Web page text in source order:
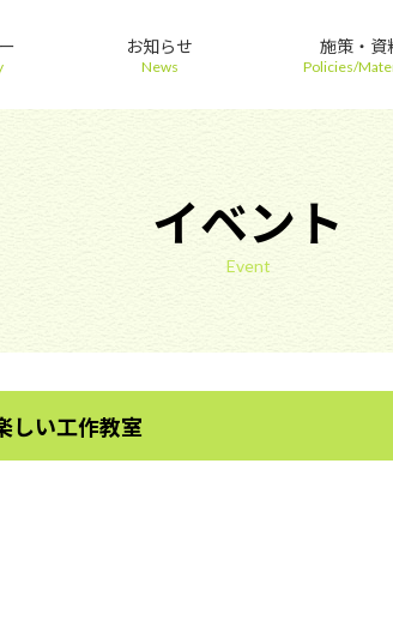
お知らせ
News
施策・資
Policies/
イベント
Event
しい工作教室